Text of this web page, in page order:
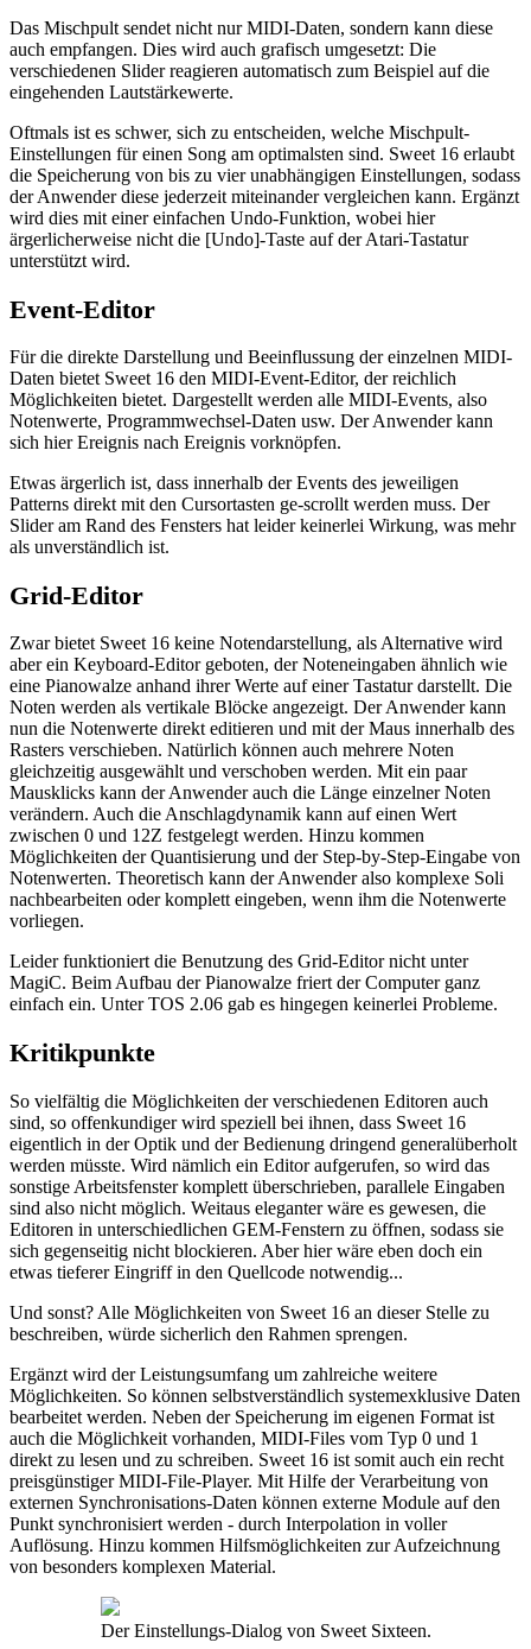
Das Mischpult sendet nicht nur MIDI-Daten, sondern kann diese
auch empfangen. Dies wird auch grafisch umgesetzt: Die
verschiedenen Slider reagieren automatisch zum Beispiel auf die
eingehenden Lautstärkewerte.
Oftmals ist es schwer, sich zu entscheiden, welche Mischpult-
Einstellungen für einen Song am optimalsten sind. Sweet 16 erlaubt
die Speicherung von bis zu vier unabhängigen Einstellungen, sodass
der Anwender diese jederzeit miteinander vergleichen kann. Ergänzt
wird dies mit einer einfachen Undo-Funktion, wobei hier
ärgerlicherweise nicht die [Undo]-Taste auf der Atari-Tastatur
unterstützt wird.
Event-Editor
Für die direkte Darstellung und Beeinflussung der einzelnen MIDI-
Daten bietet Sweet 16 den MIDI-Event-Editor, der reichlich
Möglichkeiten bietet. Dargestellt werden alle MIDI-Events, also
Notenwerte, Programmwechsel-Daten usw. Der Anwender kann
sich hier Ereignis nach Ereignis vorknöpfen.
Etwas ärgerlich ist, dass innerhalb der Events des jeweiligen
Patterns direkt mit den Cursortasten ge-scrollt werden muss. Der
Slider am Rand des Fensters hat leider keinerlei Wirkung, was mehr
als unverständlich ist.
Grid-Editor
Zwar bietet Sweet 16 keine Notendarstellung, als Alternative wird
aber ein Keyboard-Editor geboten, der Noteneingaben ähnlich wie
eine Pianowalze anhand ihrer Werte auf einer Tastatur darstellt. Die
Noten werden als vertikale Blöcke angezeigt. Der Anwender kann
nun die Notenwerte direkt editieren und mit der Maus innerhalb des
Rasters verschieben. Natürlich können auch mehrere Noten
gleichzeitig ausgewählt und verschoben werden. Mit ein paar
Mausklicks kann der Anwender auch die Länge einzelner Noten
verändern. Auch die Anschlagdynamik kann auf einen Wert
zwischen 0 und 12Z festgelegt werden. Hinzu kommen
Möglichkeiten der Quantisierung und der Step-by-Step-Eingabe von
Notenwerten. Theoretisch kann der Anwender also komplexe Soli
nachbearbeiten oder komplett eingeben, wenn ihm die Notenwerte
vorliegen.
Leider funktioniert die Benutzung des Grid-Editor nicht unter
MagiC. Beim Aufbau der Pianowalze friert der Computer ganz
einfach ein. Unter TOS 2.06 gab es hingegen keinerlei Probleme.
Kritikpunkte
So vielfältig die Möglichkeiten der verschiedenen Editoren auch
sind, so offenkundiger wird speziell bei ihnen, dass Sweet 16
eigentlich in der Optik und der Bedienung dringend generalüberholt
werden müsste. Wird nämlich ein Editor aufgerufen, so wird das
sonstige Arbeitsfenster komplett überschrieben, parallele Eingaben
sind also nicht möglich. Weitaus eleganter wäre es gewesen, die
Editoren in unterschiedlichen GEM-Fenstern zu öffnen, sodass sie
sich gegenseitig nicht blockieren. Aber hier wäre eben doch ein
etwas tieferer Eingriff in den Quellcode notwendig...
Und sonst? Alle Möglichkeiten von Sweet 16 an dieser Stelle zu
beschreiben, würde sicherlich den Rahmen sprengen.
Ergänzt wird der Leistungsumfang um zahlreiche weitere
Möglichkeiten. So können selbstverständlich systemexklusive Daten
bearbeitet werden. Neben der Speicherung im eigenen Format ist
auch die Möglichkeit vorhanden, MIDI-Files vom Typ 0 und 1
direkt zu lesen und zu schreiben. Sweet 16 ist somit auch ein recht
preisgünstiger MIDI-File-Player. Mit Hilfe der Verarbeitung von
externen Synchronisations-Daten können externe Module auf den
Punkt synchronisiert werden - durch Interpolation in voller
Auflösung. Hinzu kommen Hilfsmöglichkeiten zur Aufzeichnung
von besonders komplexen Material.
Der Einstellungs-Dialog von Sweet Sixteen.